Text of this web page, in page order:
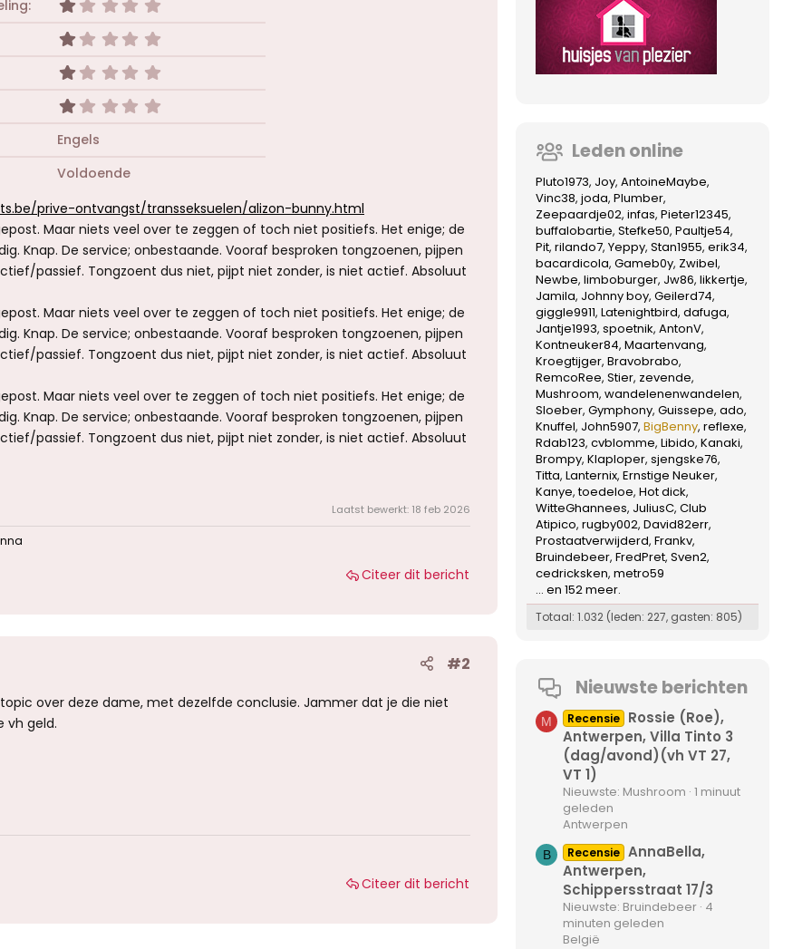
)
r
e
n
)
r
(
r
e
n
)
Engels
Voldoende
prive-ontvangst/transseksuelen/alizon-bunny.html
Maar niets veel over te zeggen of toch niet positiefs. Het enige; de
Knap. De service; onbestaande. Vooraf besproken tongzoenen, pijpen
passief. Tongzoent dus niet, pijpt niet zonder, is niet actief. Absoluut
Maar niets veel over te zeggen of toch niet positiefs. Het enige; de
Knap. De service; onbestaande. Vooraf besproken tongzoenen, pijpen
passief. Tongzoent dus niet, pijpt niet zonder, is niet actief. Absoluut
Maar niets veel over te zeggen of toch niet positiefs. Het enige; de
Knap. De service; onbestaande. Vooraf besproken tongzoenen, pijpen
passief. Tongzoent dus niet, pijpt niet zonder, is niet actief. Absoluut
Laatst bewerkt: 18 feb 2026
Citeer dit bericht
#2
over deze dame, met dezelfde conclusie. Jammer dat je die niet
vh geld.
Citeer dit bericht
Leden online
Pluto1973 Joy AntoineMaybe
Vinc38 joda Plumber
Zeepaardje02 infas Pieter12345
buffalobartie Stefke50 Paultje54
Pit rilando7 Yeppy Stan1955 erik34
bacardicola Gameb0y Zwibel
Newbe limboburger Jw86 likkertje
Jamila Johnny boy Geilerd74
giggle9911 Latenightbird dafuga
Jantje1993 spoetnik AntonV
Kontneuker84 Maartenvang
Kroegtijger Bravobrabo
RemcoRee Stier zevende
Mushroom wandelenenwandelen
Sloeber Gymphony Guissepe ado
Knuffel John5907 BigBenny reflexe
Rdab123 cvblomme Libido Kanaki
Brompy Klaploper sjengske76
Titta Lanternix Ernstige Neuker
Kanye toedeloe Hot dick
WitteGhannees JuliusC Club
Atipico rugby002 David82err
Prostaatverwijderd Frankv
Bruindebeer FredPret Sven2
cedricksken metro59
... en 152 meer.
Totaal: 1.032 (leden: 227, gasten: 805)
Nieuwste berichten
M Recensie Rossie (Roe),
Antwerpen, Villa Tinto 3
(dag/avond)(vh VT 27,
VT 1)
Nieuwste: Mushroom 1 minuut
geleden
Antwerpen
B Recensie AnnaBella,
Antwerpen,
Schippersstraat 17/3
Nieuwste: Bruindebeer 4
minuten geleden
België